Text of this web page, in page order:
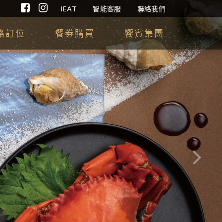
IEAT 智能客服 聯絡我們
訂位 餐券購買 饗賓集團